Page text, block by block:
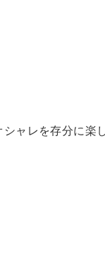
ャレを存分に楽